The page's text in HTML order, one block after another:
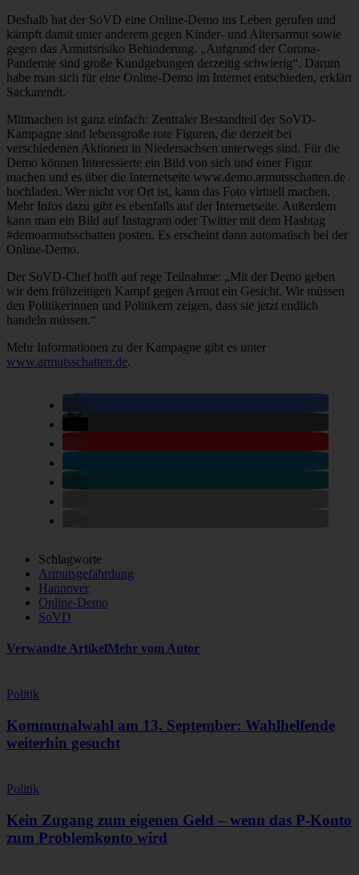
Deshalb hat der SoVD eine Online-Demo ins Leben gerufen und
kämpft damit unter anderem gegen Kinder- und Altersarmut sowie
gegen das Armutsrisiko Behinderung. „Aufgrund der Corona-
Pandemie sind große Kundgebungen derzeitig schwierig“. Darum
habe man sich für eine Online-Demo im Internet entschieden, erklärt
Sackarendt.
Mitmachen ist ganz einfach: Zentraler Bestandteil der SoVD-
Kampagne sind lebensgroße rote Figuren, die derzeit bei
verschiedenen Aktionen in Niedersachsen unterwegs sind. Für die
Demo können Interessierte ein Bild von sich und einer Figur
machen und es über die Internetseite www.demo.armutsschatten.de
hochladen. Wer nicht vor Ort ist, kann das Foto virtuell machen.
Mehr Infos dazu gibt es ebenfalls auf der Internetseite. Außerdem
kann man ein Bild auf Instagram oder Twitter mit dem Hashtag
#demoarmutsschatten posten. Es erscheint dann automatisch bei der
Online-Demo.
Der SoVD-Chef hofft auf rege Teilnahme: „Mit der Demo geben
wir dem frühzeitigen Kampf gegen Armut ein Gesicht. Wir müssen
den Politikerinnen und Politikern zeigen, dass sie jetzt endlich
handeln müssen.“
Mehr Informationen zu der Kampagne gibt es unter
www.armutsschatten.de.
Schlagworte
Armutsgefährdung
Hannover
Online-Demo
SoVD
Verwandte ArtikelMehr vom Autor
Politik
Kommunalwahl am 13. September: Wahlhelfende
weiterhin gesucht
Politik
Kein Zugang zum eigenen Geld – wenn das P-Konto
zum Problemkonto wird